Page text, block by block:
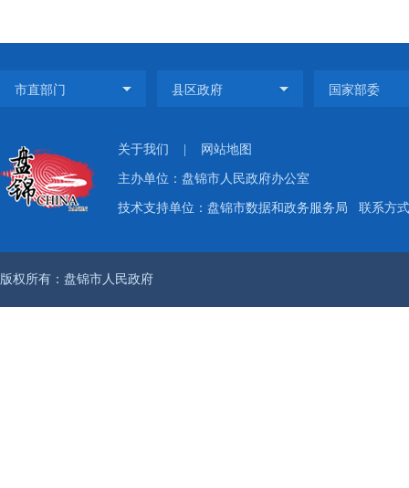
关于我们 网站地图
主办单位：盘锦市人民政府办公室
技术支持单位：盘锦市数据和政务服务局 联系方
版权所有：盘锦市人民政府